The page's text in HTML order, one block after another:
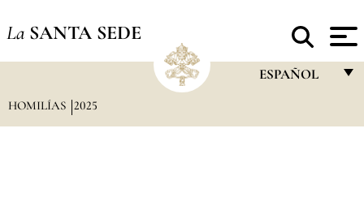
La SANTA SEDE
ESPAÑOL
HOMILÍAS 2025